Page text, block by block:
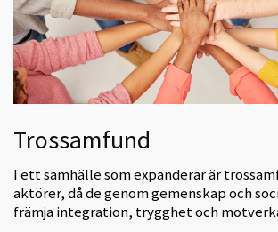
Trossamfund
I ett samhälle som expanderar är
aktörer, då de genom gemenskap och
främja integration, trygghet och